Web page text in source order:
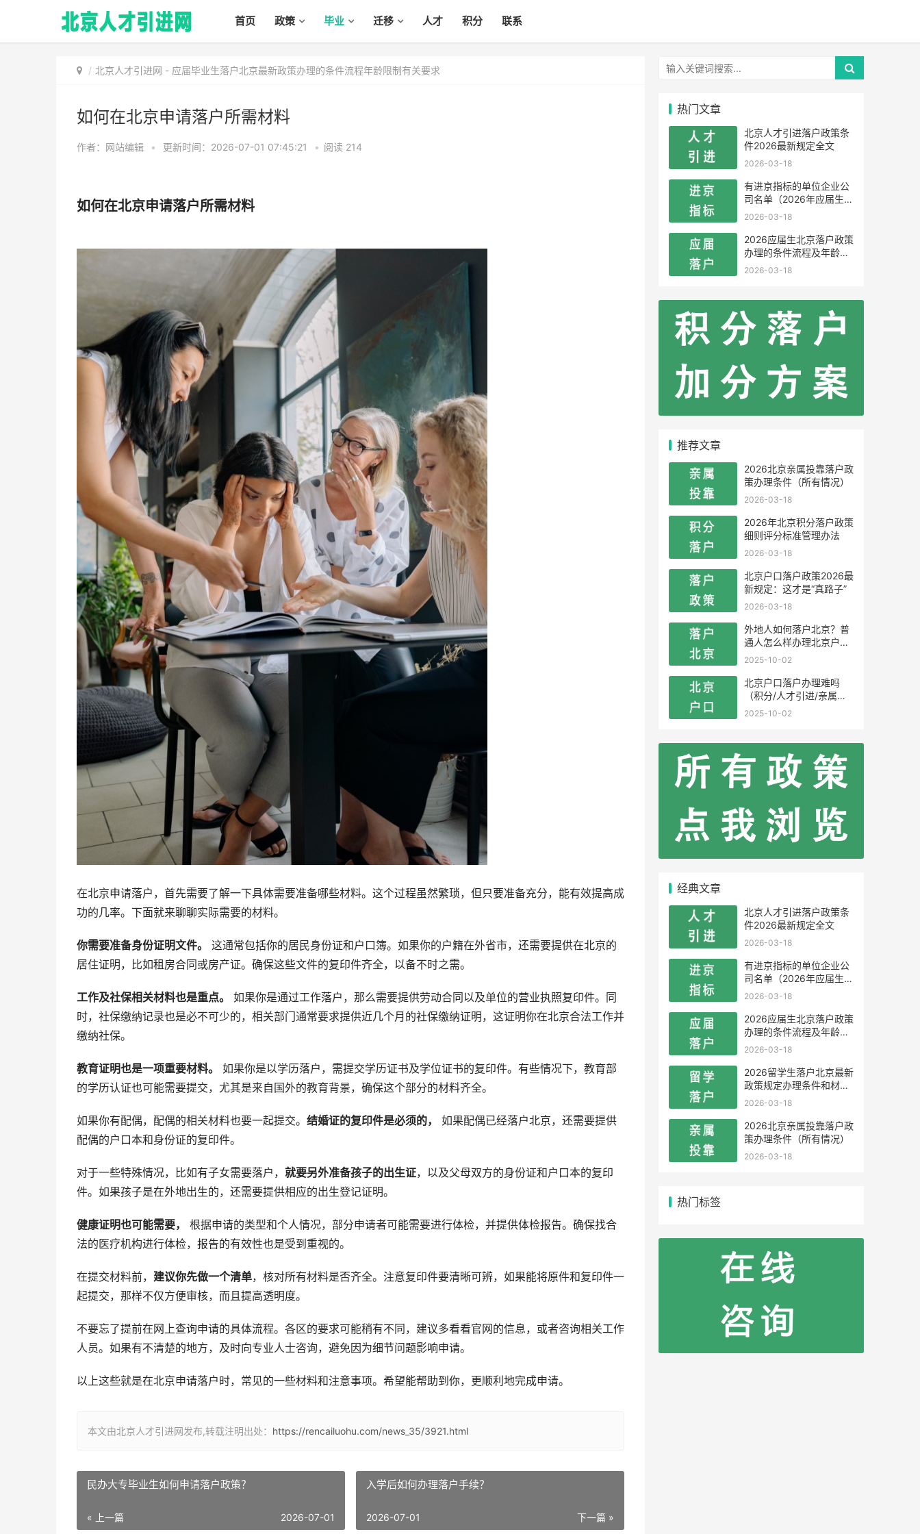
首页 政策 毕业 迁移 人才 积分 联系
北京人才引进网 - 应届毕业生落户北京最新政策办理的条件流程年龄限制有关要求
如何在北京申请落户所需材料
作者：网站编辑 • 更新时间：2026-07-01 07:45:21 • 阅读 214
如何在北京申请落户所需材料
在北京申请落户，首先需要了解一下具体需要准备哪些材料。这个过程虽然繁琐，但只要准备充分，能有效提高成
功的几率。下面就来聊聊实际需要的材料。
你需要准备身份证明文件。
这通常包括你的居民身份证和户口簿。如果你的户籍在外省市，还需要提供在北京的
居住证明，比如租房合同或房产证。确保这些文件的复印件齐全，以备不时之需。
工作及社保相关材料也是重点。
如果你是通过工作落户，那么需要提供劳动合同以及单位的营业执照复印件。同
时，社保缴纳记录也是必不可少的，相关部门通常要求提供近几个月的社保缴纳证明，这证明你在北京合法工作并
缴纳社保。
教育证明也是一项重要材料。
如果你是以学历落户，需提交学历证书及学位证书的复印件。有些情况下，教育部
的学历认证也可能需要提交，尤其是来自国外的教育背景，确保这个部分的材料齐全。
如果你有配偶，配偶的相关材料也要一起提交。 结婚证的复印件是必须的，
如果配偶已经落户北京，还需要提供
配偶的户口本和身份证的复印件。
对于一些特殊情况，比如有子女需要落户， 就要另外准备孩子的出生证，以及父母双方的身份证和户口本的复印
件。如果孩子是在外地出生的，还需要提供相应的出生登记证明。
健康证明也可能需要，
根据申请的类型和个人情况，部分申请者可能需要进行体检，并提供体检报告。确保找合
法的医疗机构进行体检，报告的有效性也是受到重视的。
在提交材料前， 建议你先做一个清单，核对所有材料是否齐全。注意复印件要清晰可辨，如果能将原件和复印件一
起提交，那样不仅方便审核，而且提高透明度。
不要忘了提前在网上查询申请的具体流程。各区的要求可能稍有不同，建议多看看官网的信息，或者咨询相关工作
人员。如果有不清楚的地方，及时向专业人士咨询，避免因为细节问题影响申请。
以上这些就是在北京申请落户时，常见的一些材料和注意事项。希望能帮助到你，更顺利地完成申请。
本文由北京人才引进网发布,转载注明出处： https://rencailuohu.com/news_35/3921.html
民办大专毕业生如何申请落户政策？
« 上一篇 2026-07-01
入学后如何办理落户手续？
下一篇 »
2026-07-01
热门文章
北京人才引进落户政策条
件2026最新规定全文
2026-03-18
有进京指标的单位企业公
司名单（2026年应届生留
学生）
2026-03-18
2026应届生北京落户政策
办理的条件流程及年龄限
制
2026-03-18
推荐文章
2026北京亲属投靠落户政
策办理条件（所有情况）
2026-03-18
2026年北京积分落户政策
细则评分标准管理办法
2026-03-18
北京户口落户政策2026最
新规定：这才是“真路子”
2026-03-18
外地人如何落户北京？普
通人怎么样办理北京户
口？
2025-10-02
北京户口落户办理难吗
（积分/人才引进/亲属投
靠）
2025-10-02
经典文章
北京人才引进落户政策条
件2026最新规定全文
2026-03-18
有进京指标的单位企业公
司名单（2026年应届生留
学生）
2026-03-18
2026应届生北京落户政策
办理的条件流程及年龄限
制
2026-03-18
2026留学生落户北京最新
政策规定办理条件和材料
及流程
2026-03-18
2026北京亲属投靠落户政
策办理条件（所有情况）
2026-03-18
热门标签